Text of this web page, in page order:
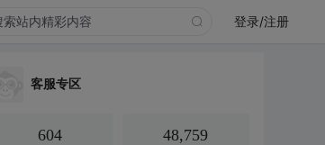
登录/注册
客服专区
604 48,759